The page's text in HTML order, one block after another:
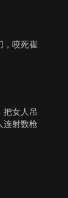
，咬死崔
把女人吊
连射数枪